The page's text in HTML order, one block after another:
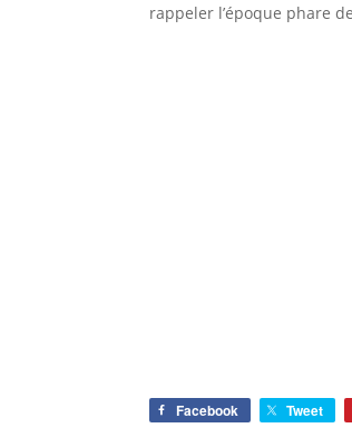
rappeler l’époque phare
Facebook Tweet